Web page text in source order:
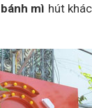
mì hút